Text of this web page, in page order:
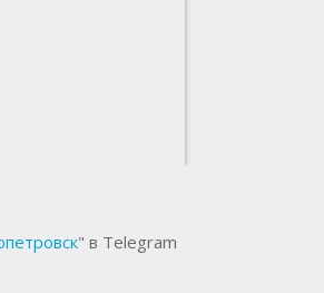
" в Telegram